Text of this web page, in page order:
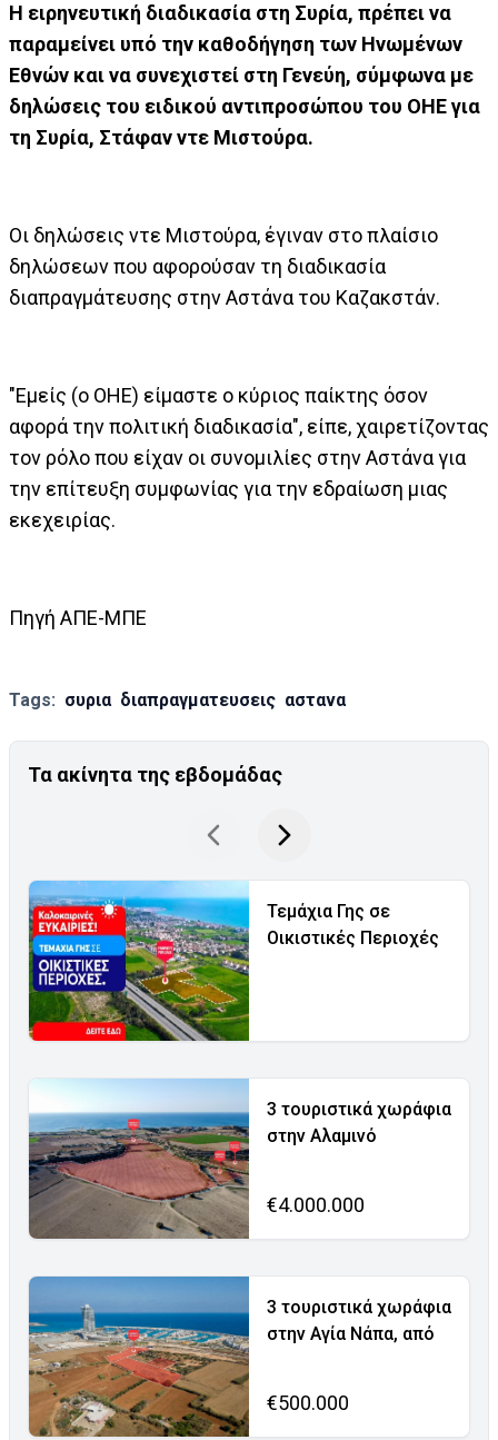
Η ειρηνευτική διαδικασία στη Συρία, πρέπει να
παραμείνει υπό την καθοδήγηση των Ηνωμένων
Εθνών και να συνεχιστεί στη Γενεύη, σύμφωνα με
δηλώσεις του ειδικού αντιπροσώπου του ΟΗΕ για
τη Συρία, Στάφαν ντε Μιστούρα.
Οι δηλώσεις ντε Μιστούρα, έγιναν στο πλαίσιο
δηλώσεων που αφορούσαν τη διαδικασία
διαπραγμάτευσης στην Αστάνα του Καζακστάν.
"Εμείς (ο ΟΗΕ) είμαστε ο κύριος παίκτης όσον
αφορά την πολιτική διαδικασία", είπε, χαιρετίζοντας
τον ρόλο που είχαν οι συνομιλίες στην Αστάνα για
την επίτευξη συμφωνίας για την εδραίωση μιας
εκεχειρίας.
Πηγή ΑΠΕ-ΜΠΕ
Tags: συρια διαπραγματευσεις αστανα
Τα ακίνητα της εβδομάδας
Τεμάχια Γης σε
Οικιστικές Περιοχές
3 τουριστικά χωράφια
στην Αλαμινό
€4.000.000
3 τουριστικά χωράφια
στην Αγία Νάπα, από
€500.000